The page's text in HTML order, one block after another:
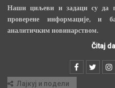
Наши циљеви и задаци су да
проверене информације, и
аналитичким новинарством.
Čitaj
Лајкуј и подели